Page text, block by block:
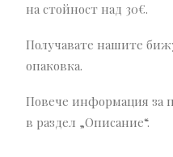
на стойност над 30€.
Получавате нашите
опаковка.
Повече информация за
в раздел „Описание“.